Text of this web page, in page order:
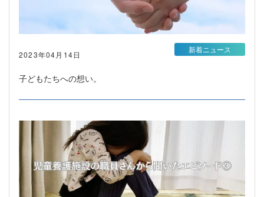
2023年04月14日
子どもたちへの想い。
新着ニュース